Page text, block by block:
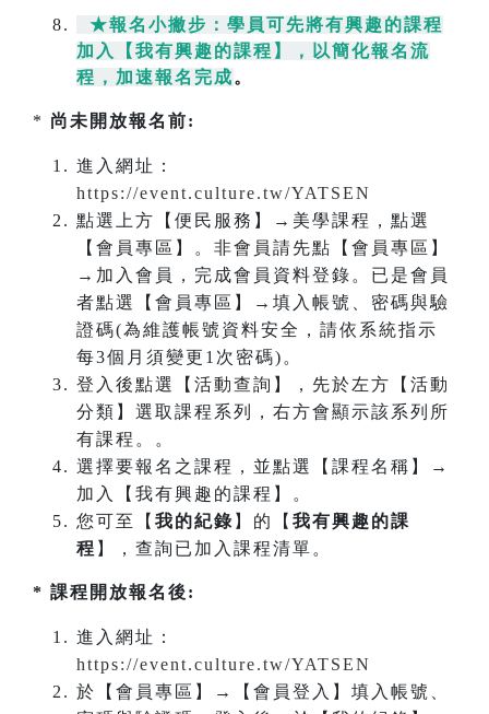
★報名小撇步：學員可先將有興趣的課程
加入【我有興趣的課程】，以簡化報名流
程，加速報名完成。
* 尚未開放報名前:
進入網址：
https://event.culture.tw/YATSEN
點選上方【便民服務】→美學課程，點選
【會員專區】。非會員請先點【會員專區】
→加入會員，完成會員資料登錄。已是會員
者點選【會員專區】→填入帳號、密碼與驗
證碼(為維護帳號資料安全，請依系統指示
每3個月須變更1次密碼)。
登入後點選【活動查詢】，先於左方【活動
分類】選取課程系列，右方會顯示該系列所
有課程。。
選擇要報名之課程，並點選【課程名稱】→
加入【我有興趣的課程】。
您可至【 我的紀錄 】的【 我有興趣的課
程 】，查詢已加入課程清單。
* 課程開放報名後:
進入網址：
https://event.culture.tw/YATSEN
於【會員專區】→【會員登入】填入帳號、